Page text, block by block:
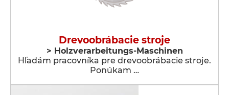
Drevoobrábacie stroje
> Holzverarbeitungs-Maschinen
Hľadám pracovníka pre drevoobrábacie stroje.
Ponúkam …